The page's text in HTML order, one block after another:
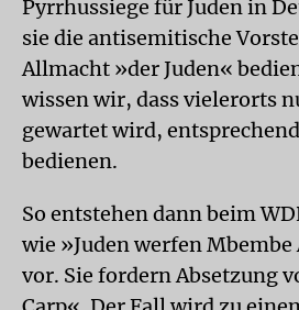
Pyrrhussiege für Juden in
sie die antisemitische
Allmacht »der Juden«
wissen wir, dass vielerorts
gewartet wird,
bedienen.
So entstehen dann beim
wie »Juden werfen
vor. Sie fordern Absetzung